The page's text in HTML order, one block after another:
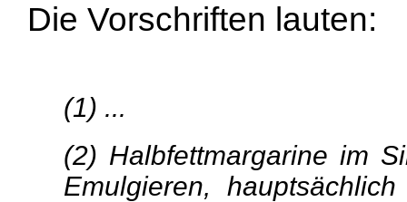
Die Vorschriften lauten:
(1) ...
(2) Halbfettmargarine im
Emulgieren,